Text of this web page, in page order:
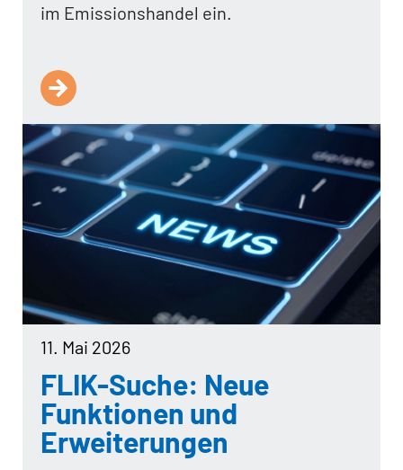
im Emissionshandel ein.
11. Mai 2026
FLIK-Suche: Neue
Funktionen und
Erweiterungen